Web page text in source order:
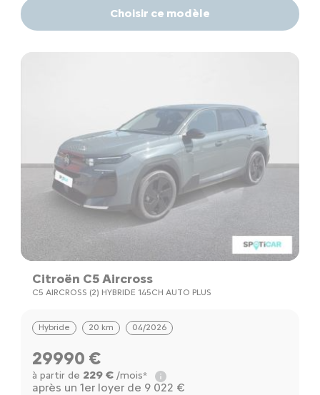
Choisir ce modèle
Citroën C5 Aircross
C5 AIRCROSS (2) HYBRIDE 145CH AUTO PLUS
Hybride 20 km 04/2026
29990 €
à partir de 229 €/mois*
après un 1er loyer de 9 022 €